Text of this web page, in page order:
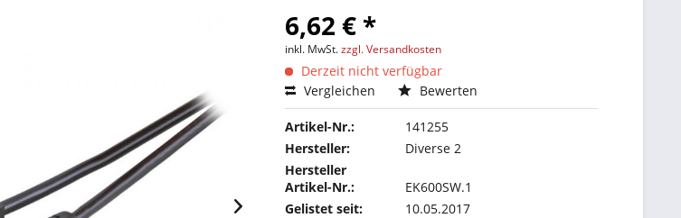
6,62 € *
inkl. MwSt.zzgl. Versandkosten
Derzeit nicht verfügbar
Vergleichen
Bewerten
Artikel-Nr.:
141255
Hersteller:
Diverse 2
Hersteller
Artikel-Nr.:
EK600SW.1
Gelistet seit:
10.05.2017